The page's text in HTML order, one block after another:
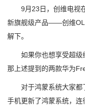
9月23日，创维电视在
新旗舰级产品——创维
解下。
如果你也想享受超级终
那上述提到的两款华为
对于鸿蒙系统大家都
手机更新了鸿蒙系统，